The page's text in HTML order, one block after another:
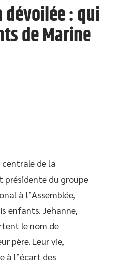
dévoilée : qui
de Marine
centrale de la
présidente du groupe
à l’Assemblée,
enfants. Jehanne,
le nom de
père. Leur vie,
à l’écart des